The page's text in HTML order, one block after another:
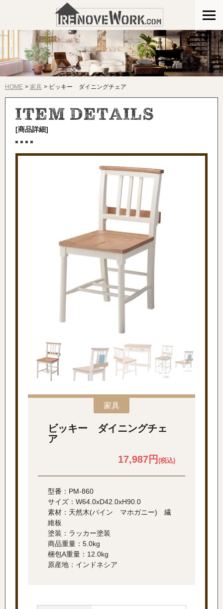
HOME 家具 ビッキー ダイニングチェア
[商品詳細]
家具
ビッキー ダイニングチェ
ア
17,987円 (税込)
型番：PM-860
サイズ：W64.0xD42.0xH90.0
素材：天然木(パイン マホガニー) 繊
維板
塗装：ラッカー塗装
商品重量：5.0kg
梱包A重量：12.0kg
原産地：インドネシア